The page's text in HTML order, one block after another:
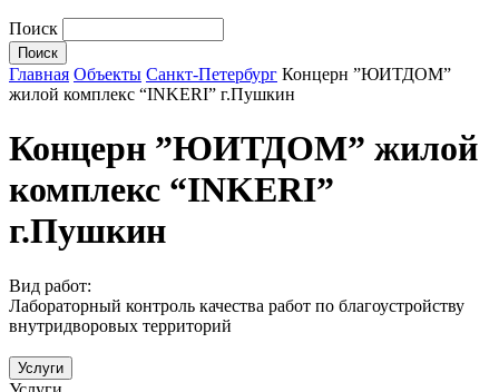
Поиск
Главная Объекты Санкт-Петербург Концерн ”ЮИТДОМ”
жилой комплекс “INKERI” г.Пушкин
Концерн ”ЮИТДОМ” жилой
комплекс “INKERI”
г.Пушкин
Вид работ:
Лабораторный контроль качества работ по благоустройству
внутридворовых территорий
Услуги